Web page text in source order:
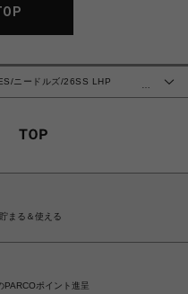
…
ニードルズ/26SS LHP
まる＆使える
ポイント進呈